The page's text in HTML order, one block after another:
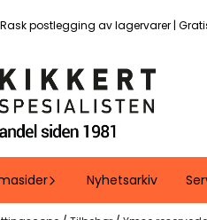
postlegging av lagervarer |
Nyhetsarkiv